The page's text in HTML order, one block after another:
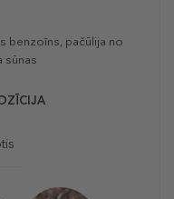
benzoīns, pačūlija no
sūnas